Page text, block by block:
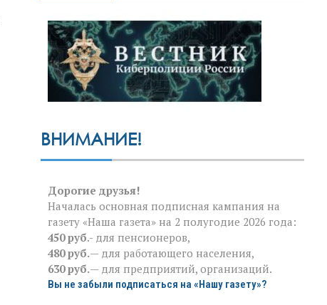
ВНИМАНИЕ!
Дорогие друзья!
Началась основная подписная кампания на
газету «Наша газета» на 2 полугодие 2026 года:
450 руб.- для пенсионеров,
480 руб.— для работающего населения,
630 руб.— для предприятий, организаций.
Вы не забыли подписаться на «Нашу газету»?